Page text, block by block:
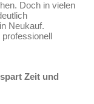
Doch in vielen
Neukauf.
professionell
Zeit und